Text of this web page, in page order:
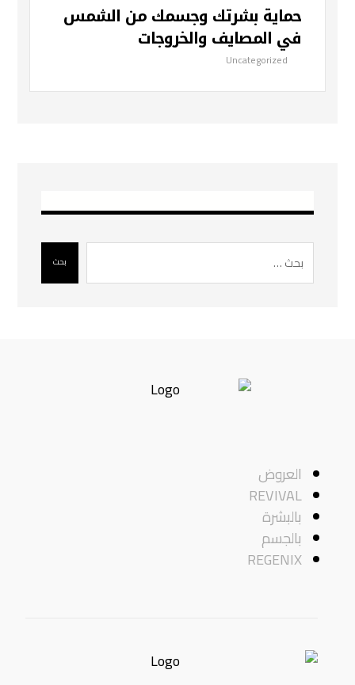
حماية بشرتك وجسمك من الشمس
في المصايف والخروجات
Uncategorized
العروض
REVIVAL
بالبشرة
بالجسم
REGENIX